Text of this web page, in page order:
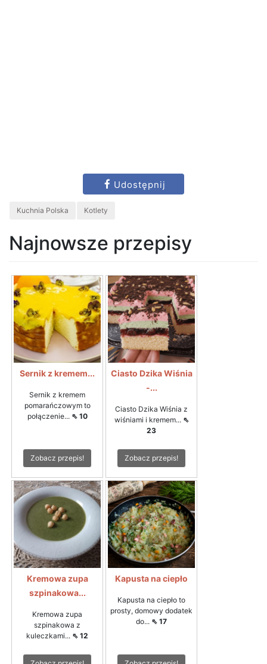
Udostępnij
Kuchnia Polska Kotlety
Najnowsze przepisy
Sernik z kremem...
Sernik z kremem
pomarańczowym to
połączenie... ⇖ 10
Zobacz przepis!
Ciasto Dzika Wiśnia
-...
Ciasto Dzika Wiśnia z
wiśniami i kremem... ⇖
23
Zobacz przepis!
Kremowa zupa
szpinakowa...
Kremowa zupa
szpinakowa z
kuleczkami... ⇖ 12
Kapusta na ciepło
Kapusta na ciepło to
prosty, domowy dodatek
do... ⇖ 17